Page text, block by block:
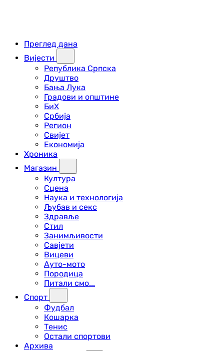
Преглед дана
Вијести
Република Српска
Друштво
Бања Лука
Градови и општине
БиХ
Србија
Регион
Свијет
Економија
Хроника
Магазин
Култура
Сцена
Наука и технологија
Љубав и секс
Здравље
Стил
Занимљивости
Савјети
Вицеви
Ауто-мото
Породица
Питали смо...
Спорт
Фудбал
Кошарка
Тенис
Остали спортови
Архива